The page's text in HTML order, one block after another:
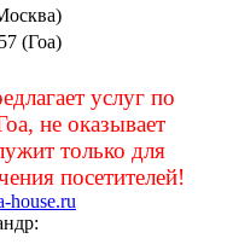
(Гоа)
услуг по
не оказывает
только для
посетителей!
house.ru